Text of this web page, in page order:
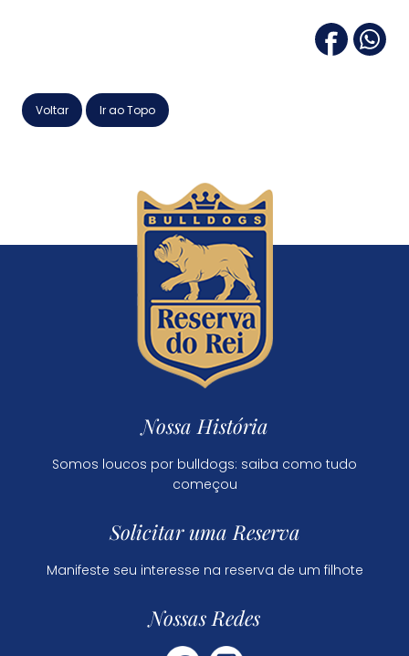
Voltar Ir ao Topo
Nossa História
Somos loucos por bulldogs: saiba como tudo
começou
Solicitar uma Reserva
Manifeste seu interesse na reserva de um filhote
Nossas Redes